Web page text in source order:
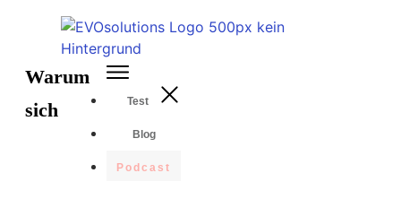
Test
Blog
Podcast
Warum
sich